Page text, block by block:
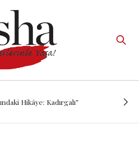
Hikâye: Kadırgalı”